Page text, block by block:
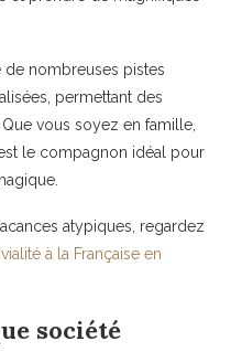
de nombreuses pistes
permettant des
vous soyez en famille,
le compagnon idéal pour
atypiques, regardez
à la Française en
société